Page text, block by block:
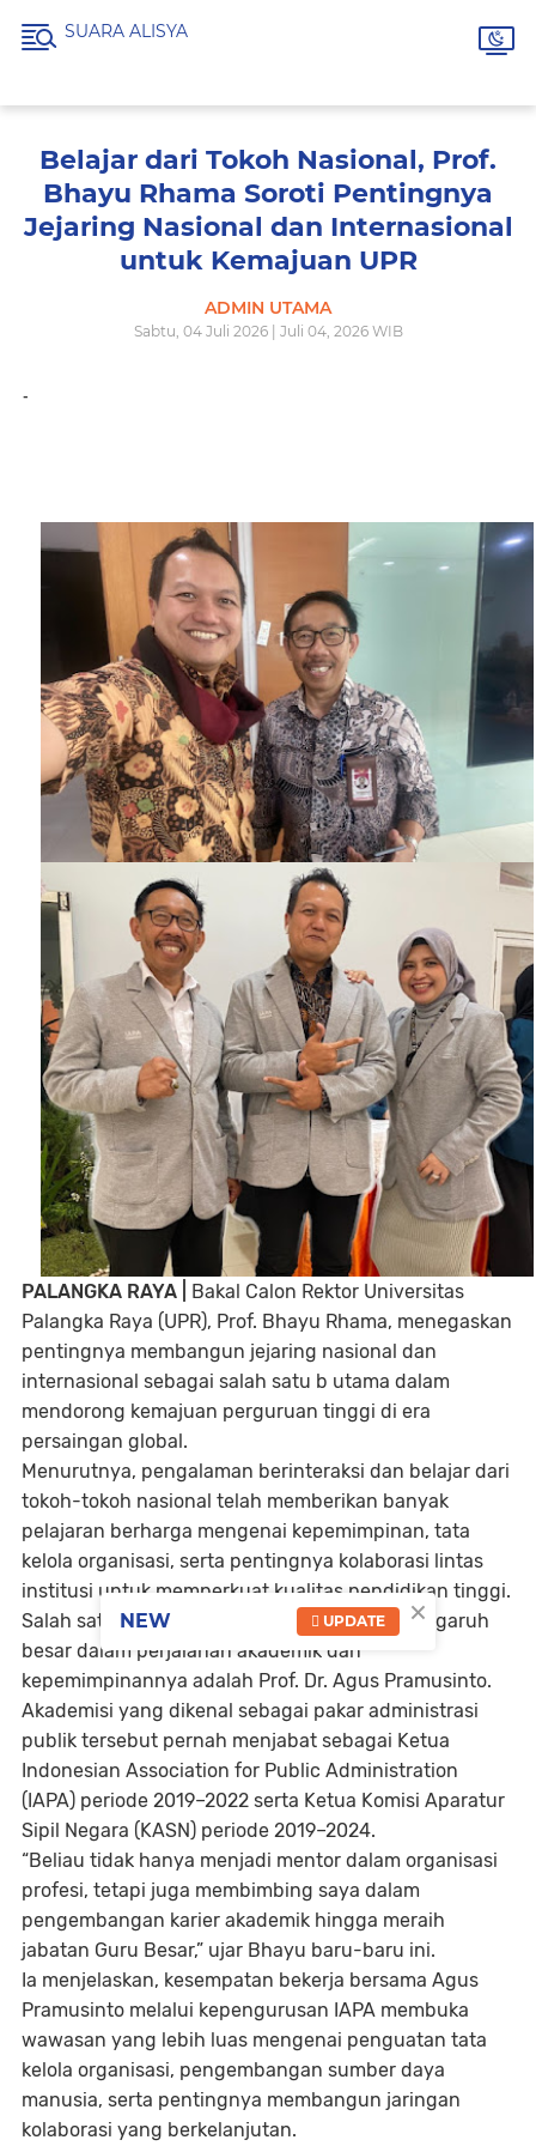
SUARA ALISYA
Belajar dari Tokoh Nasional, Prof.
Bhayu Rhama Soroti Pentingnya
Jejaring Nasional dan Internasional
untuk Kemajuan UPR
ADMIN UTAMA
Sabtu, 04 Juli 2026 | Juli 04, 2026 WIB
-
PALANGKA RAYA |
Bakal Calon Rektor Universitas
Palangka Raya (UPR), Prof. Bhayu Rhama, menegaskan
pentingnya membangun jejaring nasional dan
internasional sebagai salah satu b utama dalam
mendorong kemajuan perguruan tinggi di era
persaingan global.
Menurutnya, pengalaman berinteraksi dan belajar dari
tokoh-tokoh nasional telah memberikan banyak
pelajaran berharga mengenai kepemimpinan, tata
kelola organisasi, serta pentingnya kolaborasi lintas
institusi untuk memperkuat kualitas pendidikan tinggi.
Salah satu sosok yang dinilai memberikan pengaruh
besar dalam perjalanan akademik dan
kepemimpinannya adalah Prof. Dr. Agus Pramusinto.
Akademisi yang dikenal sebagai pakar administrasi
publik tersebut pernah menjabat sebagai Ketua
Indonesian Association for Public Administration
(IAPA) periode 2019–2022 serta Ketua Komisi Aparatur
Sipil Negara (KASN) periode 2019–2024.
“Beliau tidak hanya menjadi mentor dalam organisasi
profesi, tetapi juga membimbing saya dalam
pengembangan karier akademik hingga meraih
jabatan Guru Besar,” ujar Bhayu baru-baru ini.
Ia menjelaskan, kesempatan bekerja bersama Agus
Pramusinto melalui kepengurusan IAPA membuka
wawasan yang lebih luas mengenai penguatan tata
kelola organisasi, pengembangan sumber daya
manusia, serta pentingnya membangun jaringan
kolaborasi yang berkelanjutan.
×
NEW UPDATE